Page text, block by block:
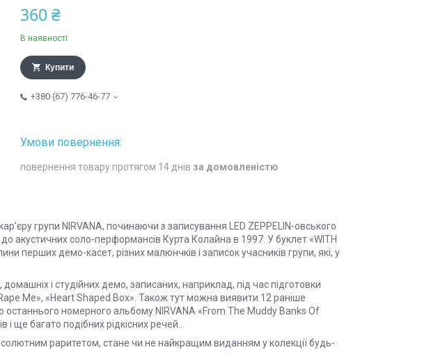
360 ₴
В наявності
Купити
+380 (67) 776-46-77
повернення товару протягом 14 днів за домовленістю
групи NIRVANA, починаючи з записування LED ZEPPELIN-овського
акустичних соло-перформансів Курта Колайна в 1997. У буклет «WITH
перших демо-касет, різних малюнчків і записок учасників групи, які, у
домашніх і студійних демо, записаних, наприклад, під час підготовки
Me», «Heart Shaped Box». Також тут можна виявити 12 раніше
останнього номерного альбому NIRVANA «From The Muddy Banks Of
ще багато подібних рідкісних речей...
раритетом, стане чи не найкращим виданням у колекції будь-